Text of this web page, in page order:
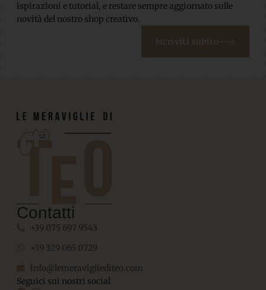
ispirazioni e tutorial, e restare sempre aggiornato sulle
novità del nostro shop creativo.
Iscriviti subito
Contatti
+39 075 697 9543
+39 329 065 0729
info@lemeravigliediteo.com
Seguici sui nostri social